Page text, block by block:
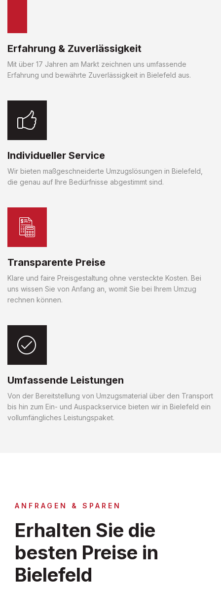
Erfahrung & Zuverlässigkeit
Mit über 17 Jahren am Markt zeichnen uns umfassende
Erfahrung und bewährte Zuverlässigkeit in Bielefeld aus.
Individueller Service
Wir bieten maßgeschneiderte Umzugslösungen in Bielefeld,
die genau auf Ihre Bedürfnisse abgestimmt sind.
Transparente Preise
Klare und faire Preisgestaltung ohne versteckte Kosten. Bei
uns wissen Sie von Anfang an, womit Sie bei Ihrem Umzug
rechnen können.
Umfassende Leistungen
Von der Bereitstellung von Umzugsmaterial über den Transport
bis hin zum Ein- und Auspackservice bieten wir in Bielefeld ein
vollumfängliches Leistungspaket.
ANFRAGEN & SPAREN
Erhalten Sie die
besten Preise in
Bielefeld